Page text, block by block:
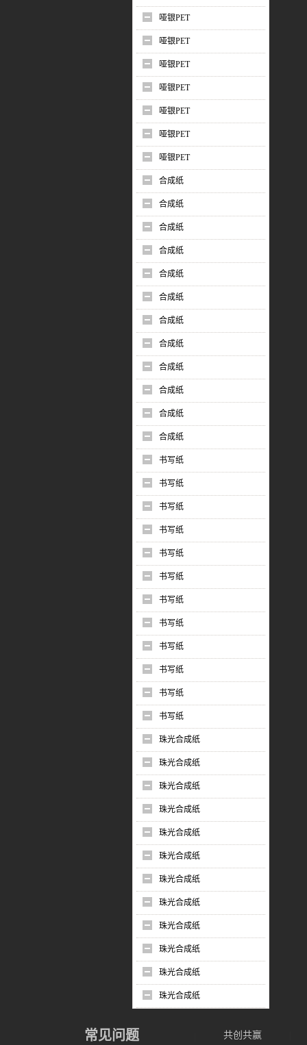
哑银PET
哑银PET
哑银PET
哑银PET
哑银PET
哑银PET
哑银PET
合成纸
合成纸
合成纸
合成纸
合成纸
合成纸
合成纸
合成纸
合成纸
合成纸
合成纸
合成纸
书写纸
书写纸
书写纸
书写纸
书写纸
书写纸
书写纸
书写纸
书写纸
书写纸
书写纸
书写纸
珠光合成纸
珠光合成纸
珠光合成纸
珠光合成纸
珠光合成纸
珠光合成纸
珠光合成纸
珠光合成纸
珠光合成纸
珠光合成纸
珠光合成纸
珠光合成纸
常见问题 共创共赢